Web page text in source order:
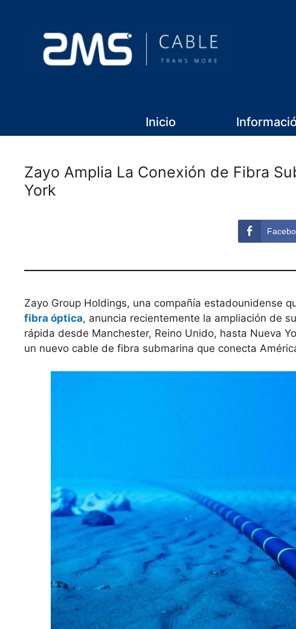
Inicio
Zayo Amplia La Conexión de Fibra
York
Zayo Group Holdings, una compañía estadounidense
fibra óptica, anuncia recientemente la ampliación de
rápida desde Manchester, Reino Unido, hasta Nueva
un nuevo cable de fibra submarina que conecta